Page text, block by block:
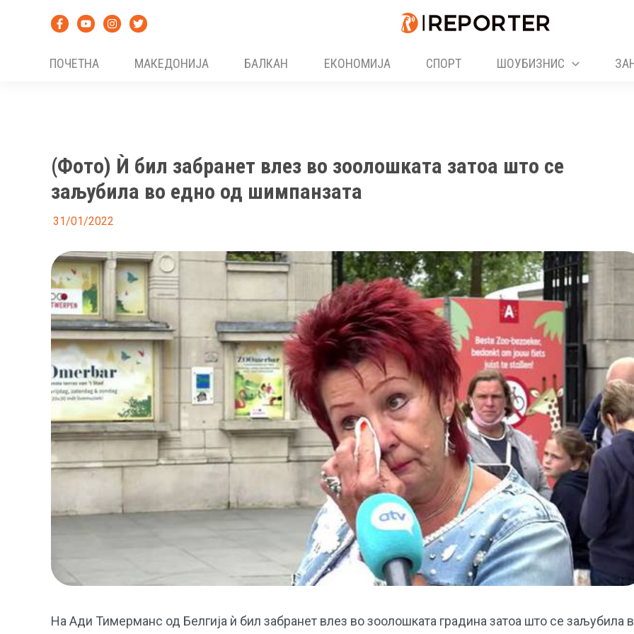
ПОЧЕТНА
МАКЕДОНИЈА БАЛКАН ЕКОНОМИЈА СПОРТ ШОУБИЗНИС
(Фото) Ѝ бил забранет влез во зоолошката затоа што се
заљубила во едно од шимпанзата
31/01/2022
На Ади Тимерманс од Белгија ѝ бил забранет влез во зоолошката градина затоа што се заљубила